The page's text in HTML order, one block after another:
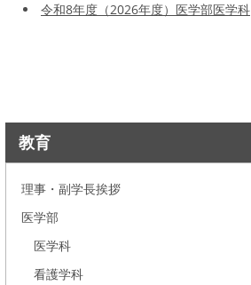
令和8年度（2026年度）医学部医学科
教育
理事・副学長挨拶
医学部
医学科
看護学科